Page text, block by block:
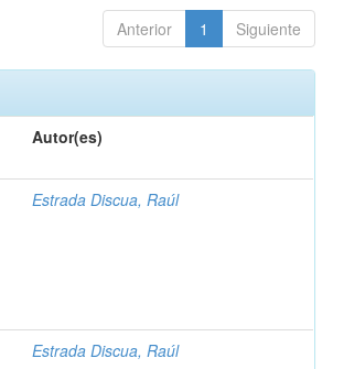
Anterior 1 Siguiente
Autor(es)
Estrada Discua, Raúl
Estrada Discua, Raúl